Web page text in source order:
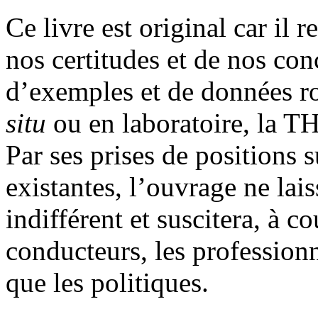
Ce livre est original car il
nos certitudes et de nos
d’exemples et de données
situ ou en laboratoire, la
Par ses prises de positions
existantes, l’ouvrage ne
indifférent et suscitera, à
conducteurs, les
que les politiques.